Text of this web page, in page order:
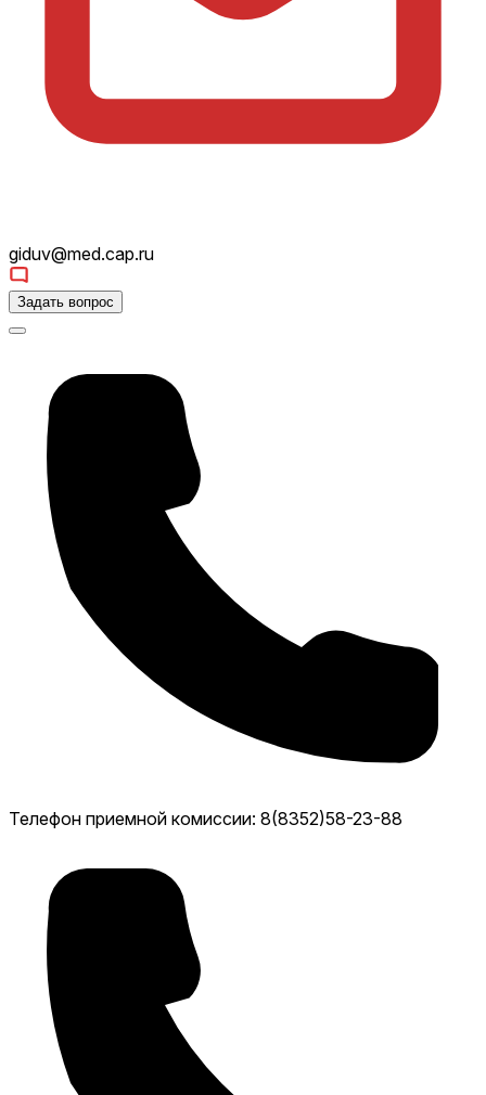
giduv@med.cap.ru
Задать вопрос
Телефон приемной комиссии: 8(8352)58-23-88